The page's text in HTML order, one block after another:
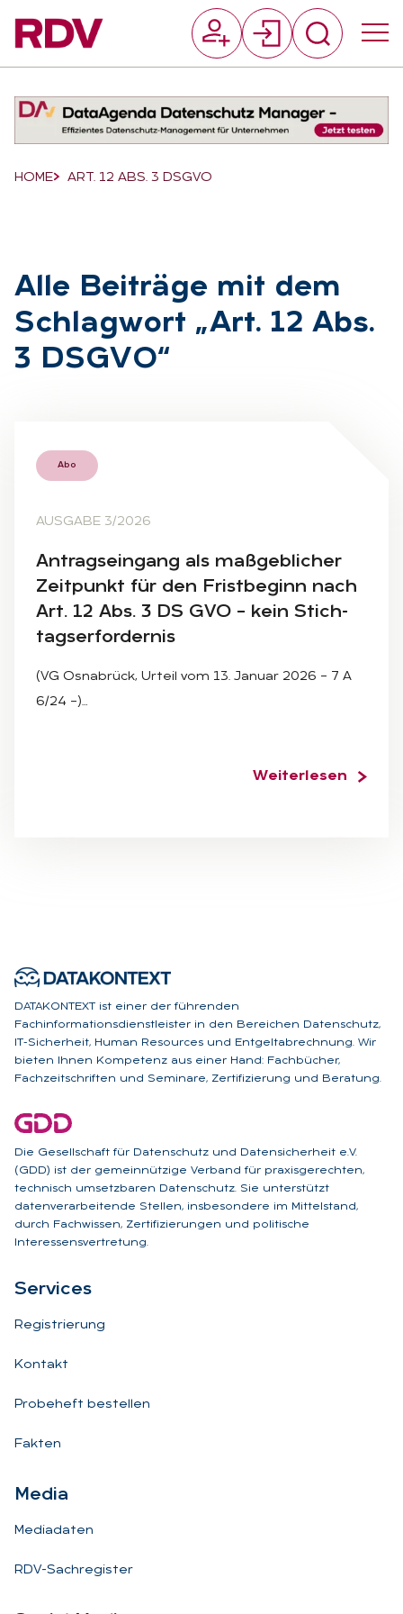
Breadcrumb-Navigation
HOME ART. 12 ABS. 3 DSGVO
Alle Bei­trä­ge mit dem
Schlag­wort „Art. 12 Abs.
3 DS­GVO“
Abo
AUSGABE 3/2026
An­trags­ein­gang als maß­geb­li­cher
Zeit­punkt für den Frist­be­ginn nach
Art. 12 Abs. 3 DS GVO – kein Stich­
tags­er­for­der­nis
(VG Osnabrück, Urteil vom 13. Januar 2026 – 7 A
6/24 –)…
Weiterlesen
DATAKONTEXT ist einer der führenden
Fachinformationsdienstleister in den Bereichen Datenschutz,
IT-Sicherheit, Human Resources und Entgeltabrechnung. Wir
bieten Ihnen Kompetenz aus einer Hand: Fachbücher,
Fachzeitschriften und Seminare, Zertifizierung und Beratung.
Die Gesellschaft für Datenschutz und Datensicherheit e.V.
(GDD) ist der gemeinnützige Verband für praxisgerechten,
technisch umsetzbaren Datenschutz. Sie unterstützt
datenverarbeitende Stellen, insbesondere im Mittelstand,
durch Fachwissen, Zertifizierungen und politische
Interessensvertretung.
Ser­vices
Registrierung
Kontakt
Probeheft bestellen
Fakten
Me­dia
Mediadaten
RDV-Sachregister